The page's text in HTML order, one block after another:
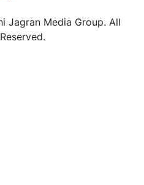
Jagran Media Group. All